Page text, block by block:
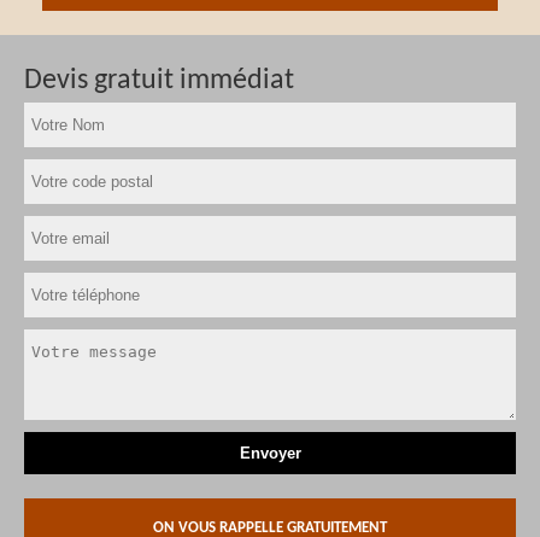
Devis gratuit immédiat
ON VOUS RAPPELLE GRATUITEMENT